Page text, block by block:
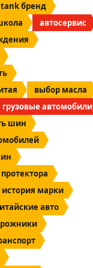
tank бренд
автосервис
выбор масла
грузовые автомобили
шин
история марки
авто